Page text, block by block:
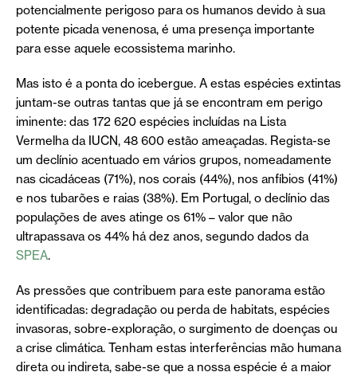
potencialmente perigoso para os humanos devido à sua
potente picada venenosa, é uma presença importante
para esse aquele ecossistema marinho.
Mas isto é a ponta do icebergue. A estas espécies extintas
juntam-se outras tantas que já se encontram em perigo
iminente: das 172 620 espécies incluídas na Lista
Vermelha da IUCN, 48 600 estão ameaçadas. Regista-se
um declínio acentuado em vários grupos, nomeadamente
nas cicadáceas (71%), nos corais (44%), nos anfíbios (41%)
e nos tubarões e raias (38%). Em Portugal, o declínio das
populações de aves atinge os 61% – valor que não
ultrapassava os 44% há dez anos, segundo dados da
SPEA.
As pressões que contribuem para este panorama estão
identificadas: degradação ou perda de habitats, espécies
invasoras, sobre-exploração, o surgimento de doenças ou
a crise climática. Tenham estas interferências mão humana
direta ou indireta, sabe-se que a nossa espécie é a maior